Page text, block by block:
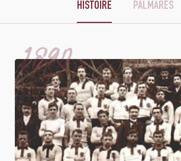
HISTOIRE PALMARÈS
1890